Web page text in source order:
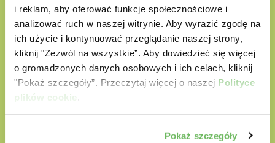
i reklam, aby oferować funkcje społecznościowe i
analizować ruch w naszej witrynie. Aby wyrazić zgodę na
ich użycie i kontynuować przeglądanie naszej strony,
kliknij "Zezwól na wszystkie”. Aby dowiedzieć się więcej
o gromadzonych danych osobowych i ich celach, kliknij
"Pokaż szczegóły”. Przeczytaj więcej o naszej Polityce
plików cookie
Pokaż szczegóły
nie zawierają bez GMO i soi
Cruelty free
ODKRYJ NASZ ŚWIAT MIŁOŚCI